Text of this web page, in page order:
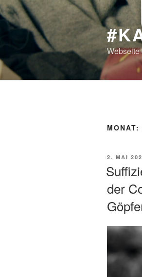
Zum
Inhalt
springen
Webseite
MONAT:
2. MAI
der